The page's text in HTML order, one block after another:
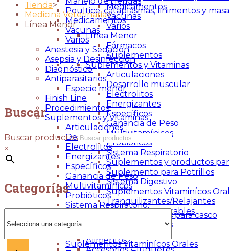
Medicamentos
Vacunas
Varios
Línea Menor
Fármacos
Suplementos
Suplementos y Vitaminas
Articulaciones
Desarrollo muscular
Electrolitos
Energizantes
Específicos
Ganancia de Peso
Multivitamínicos
Probióticos
Sistema Respiratorio
Suplementos y productos
Suplemento para Potrillos
Sistema Digestivo
Suplementos Vitaminícos
Tranquilizantes/Relajantes
Vitaminas Inyectables
Caballos
Alimentos
Poultice, cataplasmas, linimentos y
Medicamentos
Vacunas
Varios
Anestesia y Sedación
Asepsia y Desinfección
Diagnóstico
Antiparasitarios
Especie menor
Finish Line
Procedimientos
Suplementos y Vitaminas
Articulaciones
Desarrollo muscular
Electrolitos
Energizantes
Específicos
Ganancia de Peso
Multivitamínicos
Probióticos
Sistema Respiratorio
Suplementos y productos para casco
Suplemento para Potrillos
Suplementos Vitaminícos Orales
Tienda>
Medicina Veterinaria>
Línea Menor
Buscar
Buscar productos
×
Categorías
una